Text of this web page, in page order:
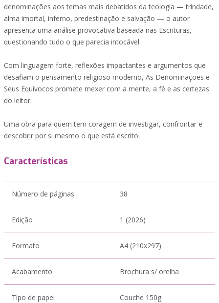
denominações aos temas mais debatidos da teologia — trindade,
alma imortal, inferno, predestinação e salvação — o autor
apresenta uma análise provocativa baseada nas Escrituras,
questionando tudo o que parecia intocável.
Com linguagem forte, reflexões impactantes e argumentos que
desafiam o pensamento religioso moderno, As Denominações e
Seus Equívocos promete mexer com a mente, a fé e as certezas
do leitor.
Uma obra para quem tem coragem de investigar, confrontar e
descobrir por si mesmo o que está escrito.
Características
Número de páginas 38
Edição 1 (2026)
Formato A4 (210x297)
Acabamento Brochura s/ orelha
Tipo de papel Couche 150g